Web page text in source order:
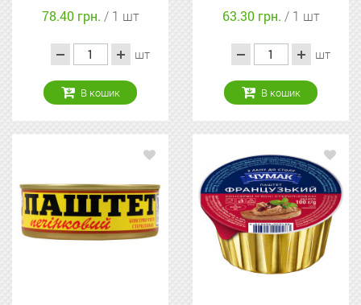
78.40 грн. / 1 шт
шт
В кошик
63.30 грн. / 1 шт
шт
В кошик